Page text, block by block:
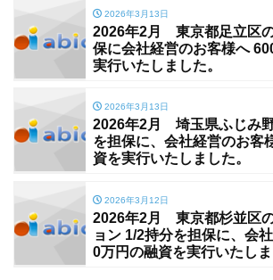
2026年3月13日
2026年2月 東京都足立区
保に会社経営のお客様へ
実行いたしました。
2026年3月13日
2026年2月 埼玉県ふじみ
を担保に、会社経営のお客
資を実行いたしました。
2026年3月12日
2026年2月 東京都杉並区
ョン 1/2持分を担保に、会
0万円の融資を実行いたしま